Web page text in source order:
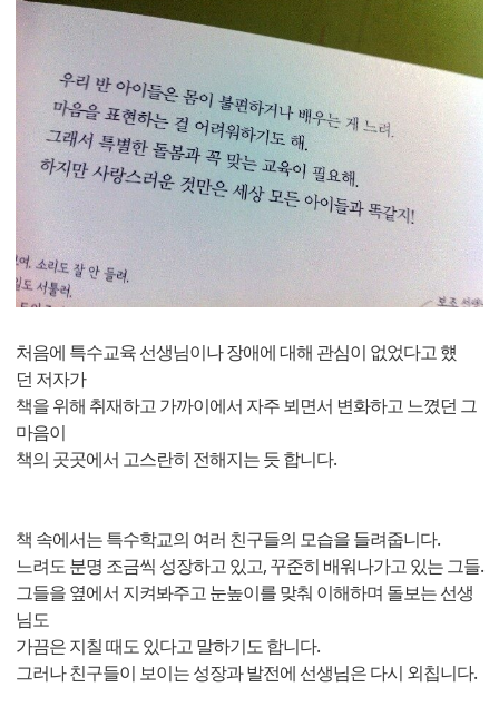
처음에 특수교육 선생님이나 장애에 대해 관심이 없었다고 헀
던 저자가
책을 위해 취재하고 가까이에서 자주 뵈면서 변화하고 느꼈던 그
마음이
책의 곳곳에서 고스란히 전해지는 듯 합니다.
책 속에서는 특수학교의 여러 친구들의 모습을 들려줍니다.
느려도 분명 조금씩 성장하고 있고, 꾸준히 배워나가고 있는 그들.
그들을 옆에서 지켜봐주고 눈높이를 맞춰 이해하며 돌보는 선생
님도
가끔은 지칠 때도 있다고 말하기도 합니다.
그러나 친구들이 보이는 성장과 발전에 선생님은 다시 외칩니다.